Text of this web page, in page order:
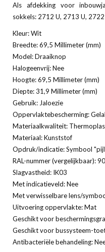
Als afdekking voor
sokkels: 2712 U, 2713 U,
Kleur: Wit
Breedte: 69,5 Millimeter (mm)
Model: Draaiknop
Halogeenvrij: Nee
Hoogte: 69,5 Millimeter (mm)
Diepte: 31,9 Millimeter (mm)
Gebruik: Jaloezie
Oppervlaktebescherming:
Materiaalkwaliteit:
Materiaal: Kunststof
Opdruk/indicatie: Symbool
RAL-nummer (vergelijkbaar):
Slagvastheid: IK03
Met indicatieveld: Nee
Met verwisselbare lens/
Uitvoering oppervlakte: Mat
Geschikt voor
Geschikt voor bussysteem-
Antibacteriële behandeling: